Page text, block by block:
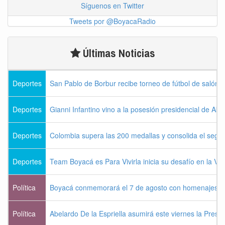
Síguenos en Twitter
Tweets por @BoyacaRadio
Últimas Noticias
Deportes San Pablo de Borbur recibe torneo de fútbol de salón
Deportes Gianni Infantino vino a la posesión presidencial de
Deportes Colombia supera las 200 medallas y consolida el
Deportes Team Boyacá es Para Vivirla inicia su desafío en la
Política Boyacá conmemorará el 7 de agosto con homenajes
Política Abelardo De la Espriella asumirá este viernes la